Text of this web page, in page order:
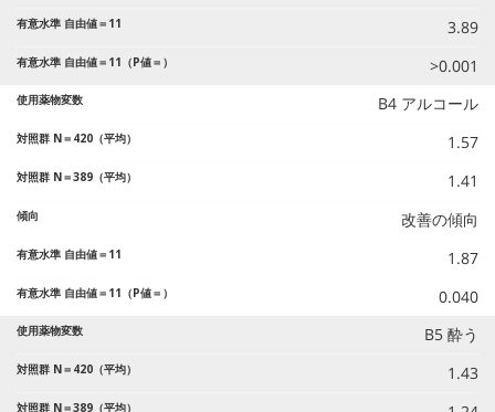
3.89
>0.001
B4 アルコール
1.57
1.41
改善の傾向
1.87
0.040
B5 酔う
1.43